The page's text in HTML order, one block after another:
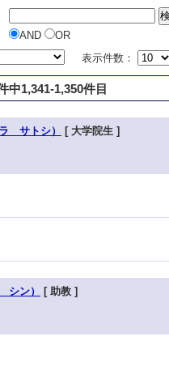
AND
OR
表示件数：
中1,341-1,350件目
サトシ） [ 大学院生 ]
ン） [ 助教 ]